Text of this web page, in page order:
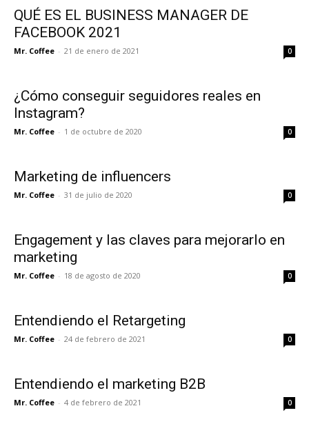
QUÉ ES EL BUSINESS MANAGER DE
FACEBOOK 2021
Mr. Coffee - 21 de enero de 2021 0
¿Cómo conseguir seguidores reales en
Instagram?
Mr. Coffee - 1 de octubre de 2020 0
Marketing de influencers
Mr. Coffee - 31 de julio de 2020 0
Engagement y las claves para mejorarlo en
marketing
Mr. Coffee - 18 de agosto de 2020 0
Entendiendo el Retargeting
Mr. Coffee - 24 de febrero de 2021 0
Entendiendo el marketing B2B
Mr. Coffee - 4 de febrero de 2021 0